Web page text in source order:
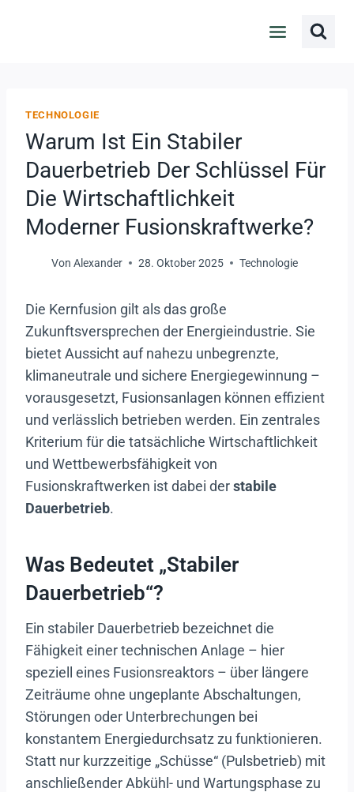
TECHNOLOGIE
Warum Ist Ein Stabiler
Dauerbetrieb Der Schlüssel Für
Die Wirtschaftlichkeit
Moderner Fusionskraftwerke?
Von Alexander 28. Oktober 2025 Technologie
Die Kernfusion gilt als das große
Zukunftsversprechen der Energieindustrie. Sie
bietet Aussicht auf nahezu unbegrenzte,
klimaneutrale und sichere Energiegewinnung –
vorausgesetzt, Fusionsanlagen können effizient
und verlässlich betrieben werden. Ein zentrales
Kriterium für die tatsächliche Wirtschaftlichkeit
und Wettbewerbsfähigkeit von
Fusionskraftwerken ist dabei derstabile
Dauerbetrieb.
Was Bedeutet „stabiler
Dauerbetrieb“?
Ein stabiler Dauerbetrieb bezeichnet die
Fähigkeit einer technischen Anlage – hier
speziell eines Fusionsreaktors – über längere
Zeiträume ohne ungeplante Abschaltungen,
Störungen oder Unterbrechungen bei
konstantem Energiedurchsatz zu funktionieren.
Statt nur kurzzeitige „Schüsse“ (Pulsbetrieb) mit
anschließender Abkühl- und Wartungsphase zu